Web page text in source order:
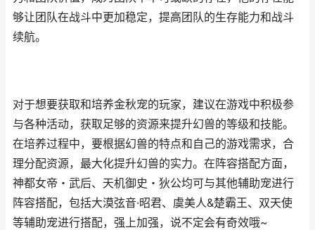
够让团队在战斗中更加稳定，提高团队的生存能力和战斗
续航。
对于想要获取和培养金秋宠的玩家，建议在游戏中积极参
与各种活动，获取足够的资源来提升幻兽的等级和技能。
在培养过程中，要根据幻兽的特点和自己的游戏需求，合
理分配资源，最大化提升幻兽的实力。在阵容搭配方面，
神都女帝・武后、天机御史・狄公均可与其他辅助宠进行
阵容搭配，包括大漠弦音·昭君、虞美人&楚霸王、双天使
等辅助宠进行搭配，强上加强，说不定会有奇效哦~